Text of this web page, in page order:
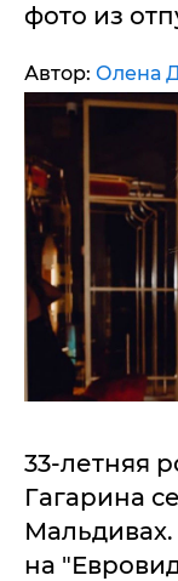
фото из
Автор: Олена
33-летняя
Гагарина
на